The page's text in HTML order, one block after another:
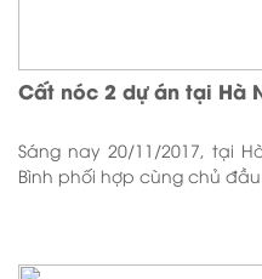
Cất nóc 2 dự án tại Hà
Sáng nay 20/11/2017, tại
Bình phối hợp cùng chủ